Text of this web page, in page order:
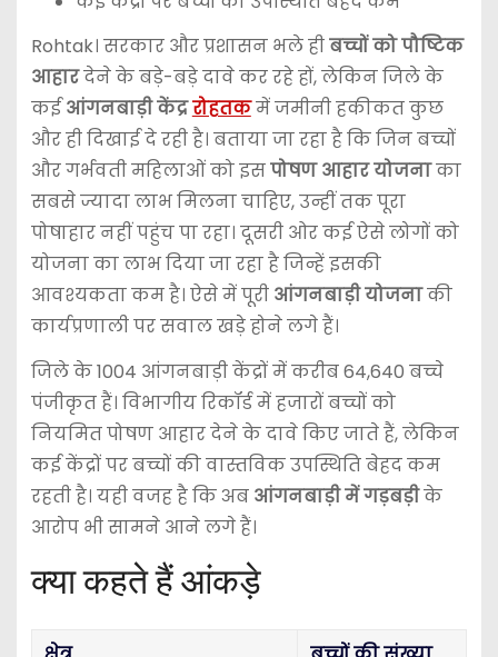
Rohtak। सरकार और प्रशासन भले हीबच्चों को पौष्टिक
आहारदेने के बड़े-बड़े दावे कर रहे हों, लेकिन जिले के
कईआंगनबाड़ी केंद्ररोहतकमें जमीनी हकीकत कुछ
और ही दिखाई दे रही है। बताया जा रहा है कि जिन बच्चों
और गर्भवती महिलाओं को इसपोषण आहार योजनाका
सबसे ज्यादा लाभ मिलना चाहिए, उन्हीं तक पूरा
पोषाहार नहीं पहुंच पा रहा। दूसरी ओर कई ऐसे लोगों को
योजना का लाभ दिया जा रहा है जिन्हें इसकी
आवश्यकता कम है। ऐसे में पूरी आंगनबाड़ी योजनाकी
कार्यप्रणाली पर सवाल खड़े होने लगे हैं।
जिले के 1004 आंगनबाड़ी केंद्रों में करीब 64,640 बच्चे
पंजीकृत हैं। विभागीय रिकॉर्ड में हजारों बच्चों को
नियमित पोषण आहार देने के दावे किए जाते हैं, लेकिन
कई केंद्रों पर बच्चों की वास्तविक उपस्थिति बेहद कम
रहती है। यही वजह है कि अब आंगनबाड़ी में गड़बड़ीके
आरोप भी सामने आने लगे हैं।
क्या कहते हैं आंकड़े